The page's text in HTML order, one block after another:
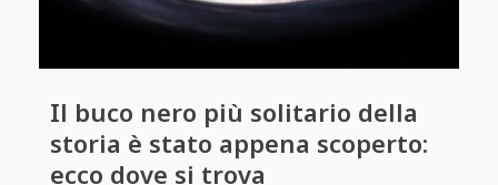
Il buco nero più solitario della
storia è stato appena scoperto:
ecco dove si trova